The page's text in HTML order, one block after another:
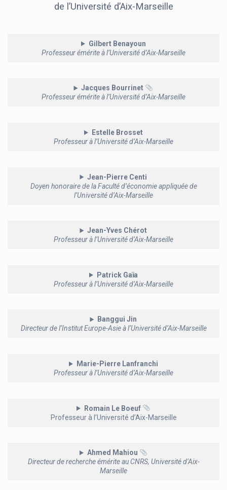
de l’Université d’Aix-Marseille
Gilbert Benayoun
Professeur émérite à l’Université d’Aix-Marseille
Jacques Bourrinet
Professeur émérite à l’Université d’Aix-Marseille
Estelle Brosset
Professeur à l’Université d’Aix-Marseille
Jean-Pierre Centi
Doyen honoraire de la Faculté d’économie appliquée de
l’Université d’Aix-Marseille
Jean-Yves Chérot
Professeur à l’Université d’Aix-Marseille
Patrick Gaïa
Professeur à l’Université d’Aix-Marseille
Banggui Jin
Directeur de l’Institut Europe-Asie à l’Université d’Aix-Marseille
Marie-Pierre Lanfranchi
Professeur à l’Université d’Aix-Marseille
Romain Le Boeuf
Professeur à l’Université d’Aix-Marseille
Ahmed Mahiou
Directeur de recherche émérite au CNRS, Université d’Aix-
Marseille